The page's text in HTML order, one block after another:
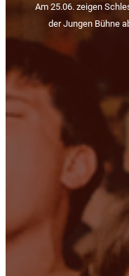
Am 25.06. zeigen
der Jungen Bühne